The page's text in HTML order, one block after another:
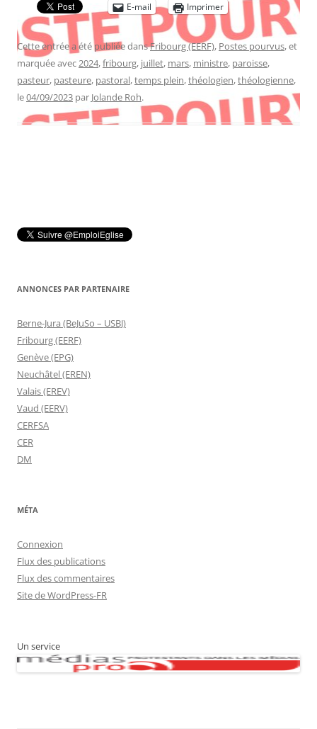
E-mail
Imprimer
Cette entrée a été publiée dansFribourg (EERF), Postes pourvus, et
marquée avec2024,fribourg, juillet, mars, ministre, paroisse,
pasteur, pasteure, pastoral,temps plein,théologien,théologienne,
le04/09/2023 par Jolande Roh.
ANNONCES PAR PARTENAIRE
Berne-Jura (BeJuSo – USBJ)
Fribourg (EERF)
Genève (EPG)
Neuchâtel (EREN)
Valais (EREV)
Vaud (EERV)
CERFSA
CER
DM
MÉTA
Connexion
Flux des publications
Flux des commentaires
Site de WordPress-FR
Un service